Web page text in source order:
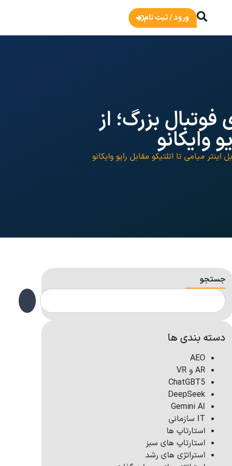
ورود / ثبت نام
بزرگ؛ از
وایکانو
میامی تا اتلتیکو مقابل رایو وایکانو
جستجو
دسته بندی ها
AEO
AR و VR
ChatGBT5
DeepSeek
Gemini AI
IT سازمانی
استارتاپ ها
استارتاپ های سبز
استراتژی های رشد